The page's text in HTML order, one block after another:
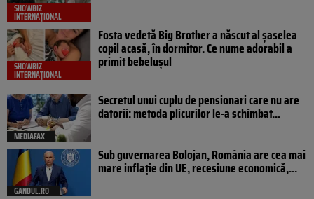
SHOWBIZ
INTERNAȚIONAL
SHOWBIZ
INTERNAȚIONAL
Fosta vedetă Big Brother a născut al șaselea
copil acasă, în dormitor. Ce nume adorabil a
primit bebelușul
MEDIAFAX
Secretul unui cuplu de pensionari care nu are
datorii: metoda plicurilor le-a schimbat...
GANDUL.RO
Sub guvernarea Bolojan, România are cea mai
mare inflație din UE, recesiune economică,...